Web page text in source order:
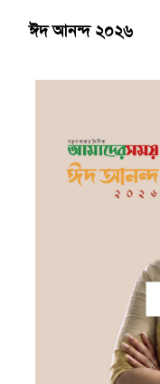
ঈদ আনন্দ ২০২৬